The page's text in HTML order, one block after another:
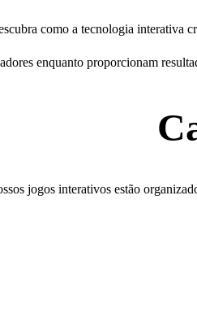
como a tecnologia interativa
enquanto proporcionam
jogos interativos estão